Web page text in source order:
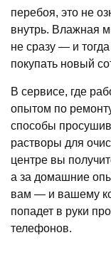
перебоя, это не
внутрь. Влажная
не сразу — и
покупать новый
В сервисе, где
опытом по
способы
растворы для
центре вы
а за домашние
вам — и вашему
попадет в руки
телефонов.